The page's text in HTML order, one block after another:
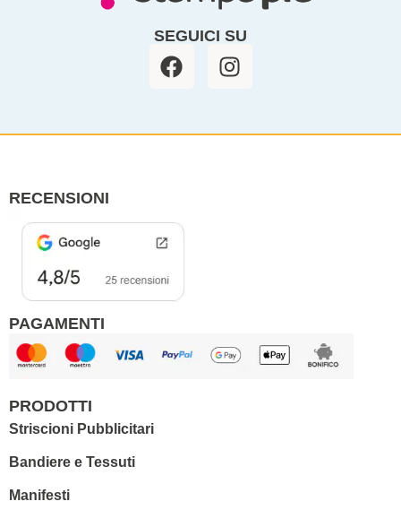
SEGUICI SU
F
a
b
I
n
a
RECENSIONI
PAGAMENTI
PRODOTTI
Striscioni Pubblicitari
Bandiere e Tessuti
Manifesti